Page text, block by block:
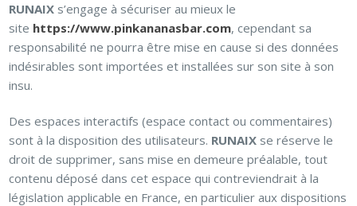
RUNAIX s’engage à sécuriser au mieux le
site https://www.pinkananasbar.com, cependant sa
responsabilité ne pourra être mise en cause si des données
indésirables sont importées et installées sur son site à son
insu.
Des espaces interactifs (espace contact ou commentaires)
sont à la disposition des utilisateurs. RUNAIX se réserve le
droit de supprimer, sans mise en demeure préalable, tout
contenu déposé dans cet espace qui contreviendrait à la
législation applicable en France, en particulier aux dispositions